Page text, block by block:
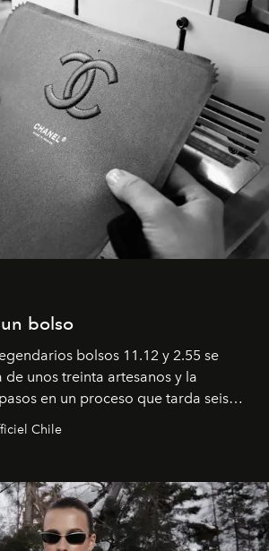
bolso
bolsos 11.12 y 2.55 se
unos treinta artesanos y la
en un proceso que tarda seis
ponen en práctica una técnica
en la escuela de formación de
Chile